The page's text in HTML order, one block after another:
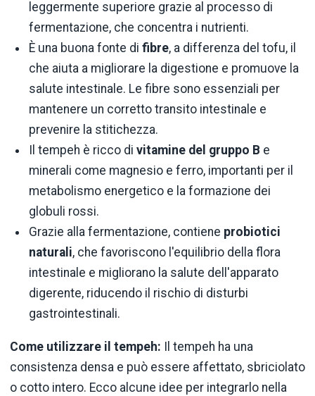
leggermente superiore grazie al processo di
fermentazione, che concentra i nutrienti.
È una buona fonte difibre, a differenza del tofu, il
che aiuta a migliorare la digestione e promuove la
salute intestinale. Le fibre sono essenziali per
mantenere un corretto transito intestinale e
prevenire la stitichezza.
Il tempeh è ricco divitamine del gruppo B e
minerali come magnesio e ferro, importanti per il
metabolismo energetico e la formazione dei
globuli rossi.
Grazie alla fermentazione, contiene probiotici
naturali, che favoriscono l'equilibrio della flora
intestinale e migliorano la salute dell'apparato
digerente, riducendo il rischio di disturbi
gastrointestinali.
Come utilizzare il tempeh: Il tempeh ha una
consistenza densa e può essere affettato, sbriciolato
o cotto intero. Ecco alcune idee per integrarlo nella